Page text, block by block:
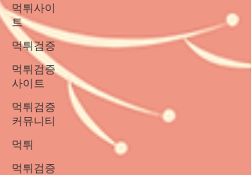
먹튀사이
트
먹튀검증
먹튀검증
사이트
먹튀검증
커뮤니티
먹튀
먹튀검증